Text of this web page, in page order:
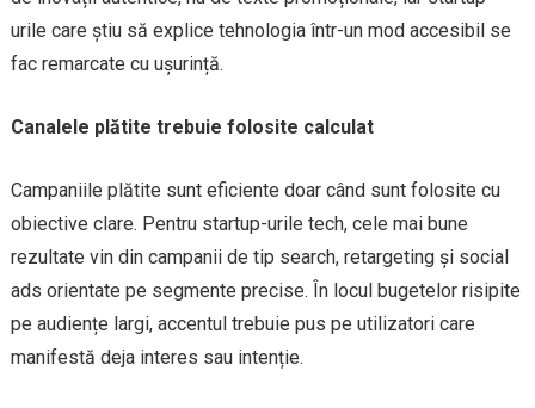
urile care știu să explice tehnologia într-un mod accesibil se
fac remarcate cu ușurință.
Canalele plătite trebuie folosite calculat
Campaniile plătite sunt eficiente doar când sunt folosite cu
obiective clare. Pentru startup-urile tech, cele mai bune
rezultate vin din campanii de tip search, retargeting și social
ads orientate pe segmente precise. În locul bugetelor risipite
pe audiențe largi, accentul trebuie pus pe utilizatori care
manifestă deja interes sau intenție.